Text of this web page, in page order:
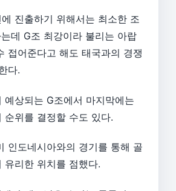
진출하기 위해서는 최소한 조
데 G조 최강이라 불리는 아랍
접어준다고 해도 태국과의 경쟁
다.
예상되는 G조에서 마지막에는
순위를 결정할 수도 있다.
인도네시아와의 경기를 통해 골
유리한 위치를 점했다.